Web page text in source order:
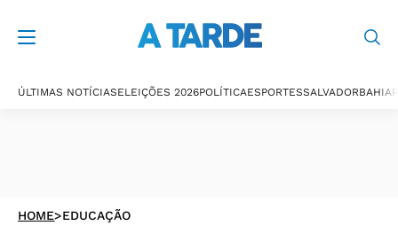
ÚLTIMAS NOTÍCIASELEIÇÕES 2026POLÍTICAESPORTESSALVADORBAHIA
HOME>EDUCAÇÃO